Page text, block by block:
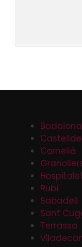
Badalona
Cornellá
Rubí
Sabadell
Sant
Terrassa